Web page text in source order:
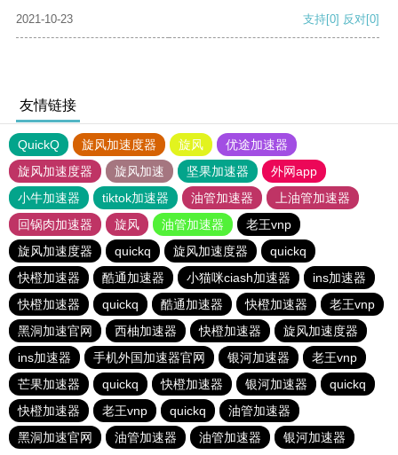
2021-10-23 支持[0] 反对[0]
友情链接
QuickQ 旋风加速度器 旋风
优途加速器
旋风加速度器
旋风加速 坚果加速器
外网app
小牛加速器
tiktok加速器 油管加速器
上油管加速器
回锅肉加速器
旋风 油管加速器
老王vnp
旋风加速度器
quickq 旋风加速度器
quickq
快橙加速器
酷通加速器 小猫咪ciash加速器
ins加速器
快橙加速器
quickq 酷通加速器 快橙加速器
老王vnp
黑洞加速官网
西柚加速器 快橙加速器
旋风加速度器
ins加速器
手机外国加速器官网 银河加速器
老王vnp
芒果加速器
quickq 快橙加速器 银河加速器
quickq
快橙加速器
老王vnp quickq
油管加速器
黑洞加速官网
油管加速器 油管加速器 银河加速器